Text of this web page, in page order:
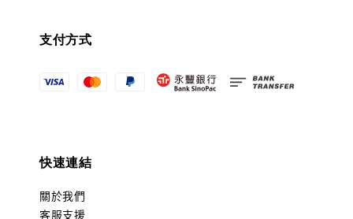
支付方式
快速連結
關於我們
客服支援